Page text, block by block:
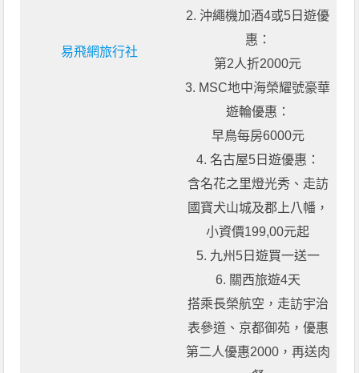
易飛網旅行社
2. 沖繩機加酒4或5日遊優
惠：
第2人折2000元
3. MSC地中海榮耀號豪華
遊輪優惠：
早鳥每房6000元
4. 名古屋5日遊優惠：
含名花之里燈光秀、走訪
國寶犬山城及郡上八幡，
小資價199,00元起
5. 九州5日遊買一送一
6. 關西旅遊4天
搭乘長榮航空，走訪宇治
表參道、京都御苑，優惠
第二人優惠2000，再送肉